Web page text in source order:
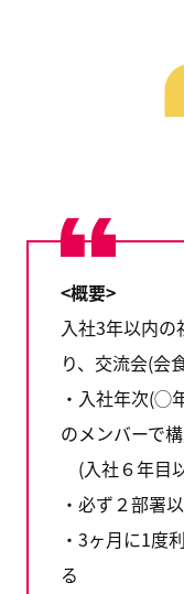
<概要>
入社3年以内
り、交流会(会
・入社年次(◯
のメンバーで
(入社６年目
・必ず２部署
・3ヶ月に1度
る